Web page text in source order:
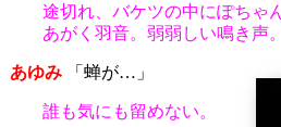
途切れ、バケツの中にぽちゃ
あがく羽音。弱弱しい鳴き声。
あゆみ「蝉が…」
誰も気にも留めない。